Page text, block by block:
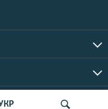
| Все права защищены.